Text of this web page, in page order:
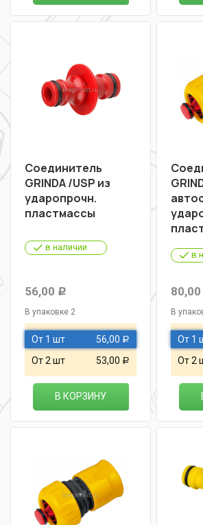
Соединитель
GRINDA /USP из
ударопрочн.
пластмассы
в наличии
56,00 Р
В упаковке 2
От 1 шт 56,00 Р
От 2 шт 53,00 Р
В КОРЗИНУ
в
80,00
В
От 1
От 2